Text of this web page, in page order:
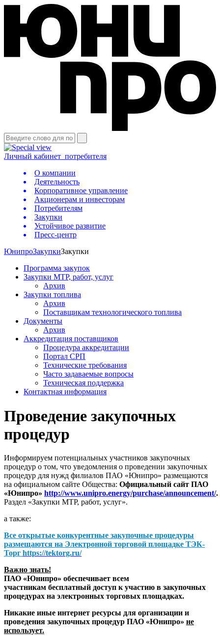
Личный кабинет потребителя
О компании
Деятельность
Корпоративное управление
Акционерам и инвесторам
Потребителям
Закупки
Устойчивое развитие
Пресс-центр
ЮнипроЗакупкиЗакупки
Программа закупок
Закупки МТР, работ, услуг
Архив
Закупки топлива
Архив
Поставщикам технологического топлива
Документы
Архив
Аккредитация поставщиков
Процедура аккредитации
Портал СРП
Технические требования
Часто задаваемые вопросы
Техническая поддержка
Контактная информация
Проведение закупочных
процедур
Информируем потенциальных участников закупочных
процедур о том, что уведомления о проведении закупочных
процедур для нужд филиалов ПАО «Юнипро» размещаются
на официальном сайте Общества: Официальный сайт ПАО
«Юнипро» http://www.unipro.energy/purchase/announcement/.
Раздел «Закупки МТР, работ, услуг».
а также:
Все открытые конкурентные закупочные процедуры
размещаются на Электронной торговой площадке ТЭК-
Торг https://tektorg.ru/
Важно знать!
ПАО «Юнипро» обеспечивает всем
участникам бесплатный доступ к участию в закупочных
процедурах на электронных торговых площадках.
Никакие иные интернет ресурсы для организации и
проведения закупочных процедур ПАО «Юнипро» не
использует.